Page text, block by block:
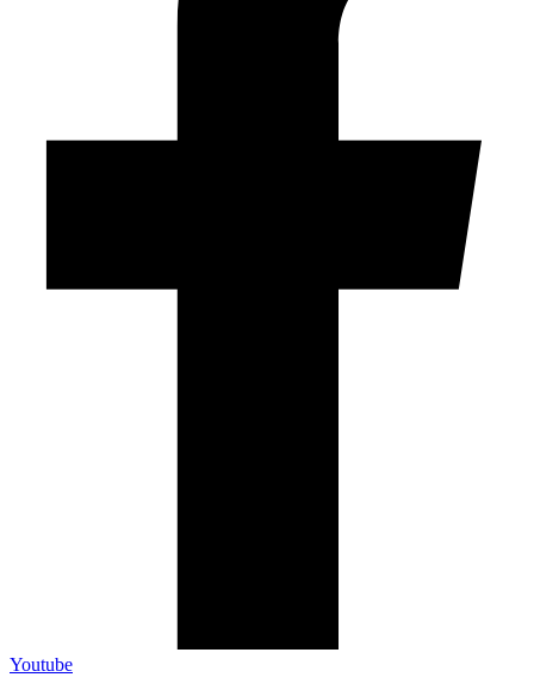
Youtube